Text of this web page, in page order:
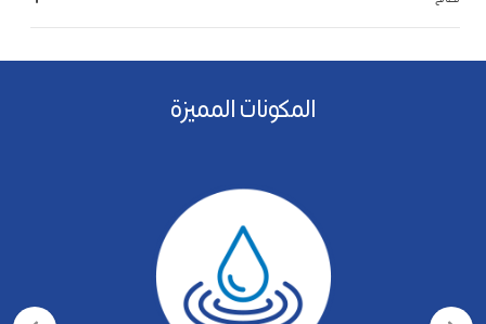
المكونات المميزة